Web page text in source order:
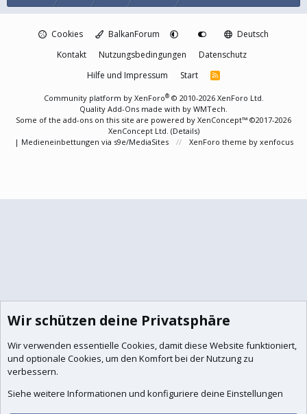
Cookies BalkanForum
Deutsch
Kontakt
Nutzungsbedingungen
Datenschutz
Hilfe und Impressum
Start
R
S
Community platform by XenForo® © 2010-2026 XenForo Ltd.
Quality Add-Ons made with by WMTech.
Some of the add-ons on this site are powered by XenConcept™ ©2017-2026
XenConcept Ltd. (Details)
| Medieneinbettungen via s9e/MediaSites XenForo theme by xenfocus
Wir schützen deine Privatsphäre
Wir verwenden essentielle Cookies, damit diese Website funktioniert,
und optionale Cookies, um den Komfort bei der Nutzung zu
verbessern.
Siehe weitere Informationen und konfiguriere deine Einstellungen